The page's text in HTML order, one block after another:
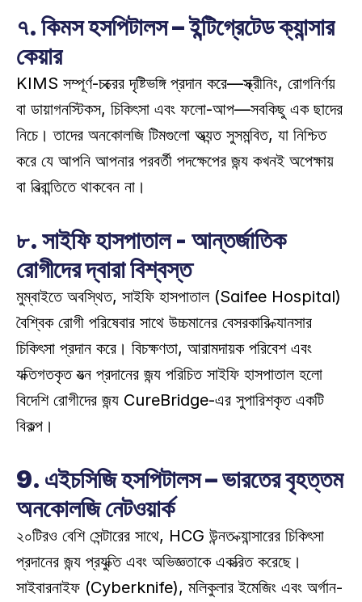
৭. কিমস হসপিটালস – ইন্টিগ্রেটেড ক্যান্সার
কেয়ার
KIMS সম্পূর্ণ-চক্রের দৃষ্টিভঙ্গি প্রদান করে—স্ক্রীনিং, রোগনির্ণয়
বা ডায়াগনস্টিকস, চিকিৎসা এবং ফলো-আপ—সবকিছু এক ছাদের
নিচে। তাদের অনকোলজি টিমগুলো অত্যন্ত সুসমন্বিত, যা নিশ্চিত
করে যে আপনি আপনার পরবর্তী পদক্ষেপের জন্য কখনই অপেক্ষায়
বা বিভ্রান্তিতে থাকবেন না।
৮. সাইফি হাসপাতাল - আন্তর্জাতিক
রোগীদের দ্বারা বিশ্বস্ত
মুম্বাইতে অবস্থিত, সাইফি হাসপাতাল (Saifee Hospital)
বৈশ্বিক রোগী পরিষেবার সাথে উচ্চমানের বেসরকারি ক্যানসার
চিকিৎসা প্রদান করে। বিচক্ষণতা, আরামদায়ক পরিবেশ এবং
ব্যক্তিগতকৃত যত্ন প্রদানের জন্য পরিচিত সাইফি হাসপাতাল হলো
বিদেশি রোগীদের জন্য CureBridge-এর সুপারিশকৃত একটি
বিকল্প।
9. এইচসিজি হসপিটালস – ভারতের বৃহত্তম
অনকোলজি নেটওয়ার্ক
২০টিরও বেশি সেন্টারের সাথে, HCG উন্নত ক্যান্সারের চিকিৎসা
প্রদানের জন্য প্রযুক্তি এবং অভিজ্ঞতাকে একত্রিত করেছে।
সাইবারনাইফ (Cyberknife), মলিকুলার ইমেজিং এবং অর্গান-